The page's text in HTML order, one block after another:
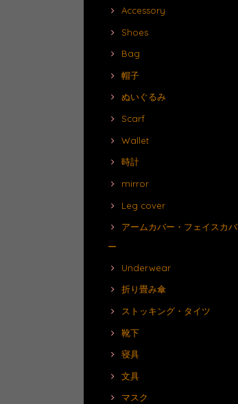
Accessory
Shoes
Bag
帽子
ぬいぐるみ
Scarf
Wallet
時計
mirror
Leg cover
アームカバー・フェイスカバ
ー
Underwear
折り畳み傘
ストッキング・タイツ
靴下
寝具
文具
マスク